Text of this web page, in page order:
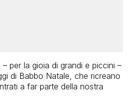
per la gioia di grandi e piccini –
di Babbo Natale, che ricreano
a far parte della nostra